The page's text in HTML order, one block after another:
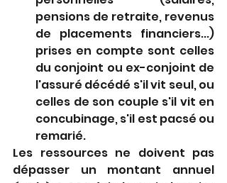
pensions de retraite, revenus
de placements financiers...)
prises en compte sont celles
du conjoint ou ex-conjoint de
l'assuré décédé s'il vit seul, ou
celles de son couple s'il vit en
concubinage, s'il est pacsé ou
remarié.
Les ressources ne doivent pas
dépasser un montant annuel